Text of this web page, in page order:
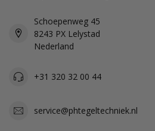
Schoepenweg 45
8243 PX Lelystad
Nederland
+31 320 32 00 44
service@phtegeltechniek.nl